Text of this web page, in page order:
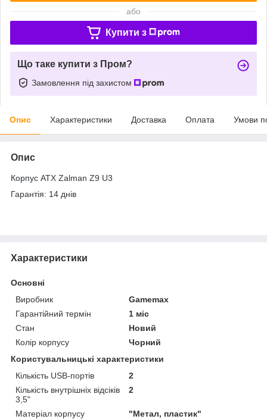
або
Купити з
Що таке купити з Пром?
Замовлення під захистом
Опис Характеристики Доставка Оплата Умови
Опис
Корпус ATX Zalman Z9 U3
Гарантія: 14 днів
Характеристики
Основні
Виробник
Gamemax
Гарантійний термін
1 міс
Стан
Новий
Колір корпусу
Чорний
Користувальницькі характеристики
Кількість USB-портів
2
Кількість внутрішніх відсіків
3,5"
2
Матеріал корпусу
"Метал, пластик"